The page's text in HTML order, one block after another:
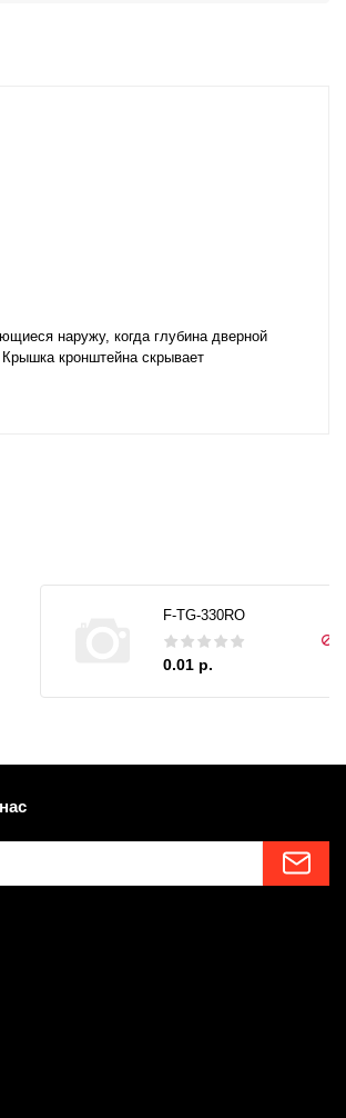
наружу, когда глубина дверной
кронштейна скрывает
F-TG-330RO
0.01 р.